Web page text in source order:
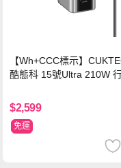
【Wh+CCC標示】
酷態科 15號Ultra 210W
$2,599
免運